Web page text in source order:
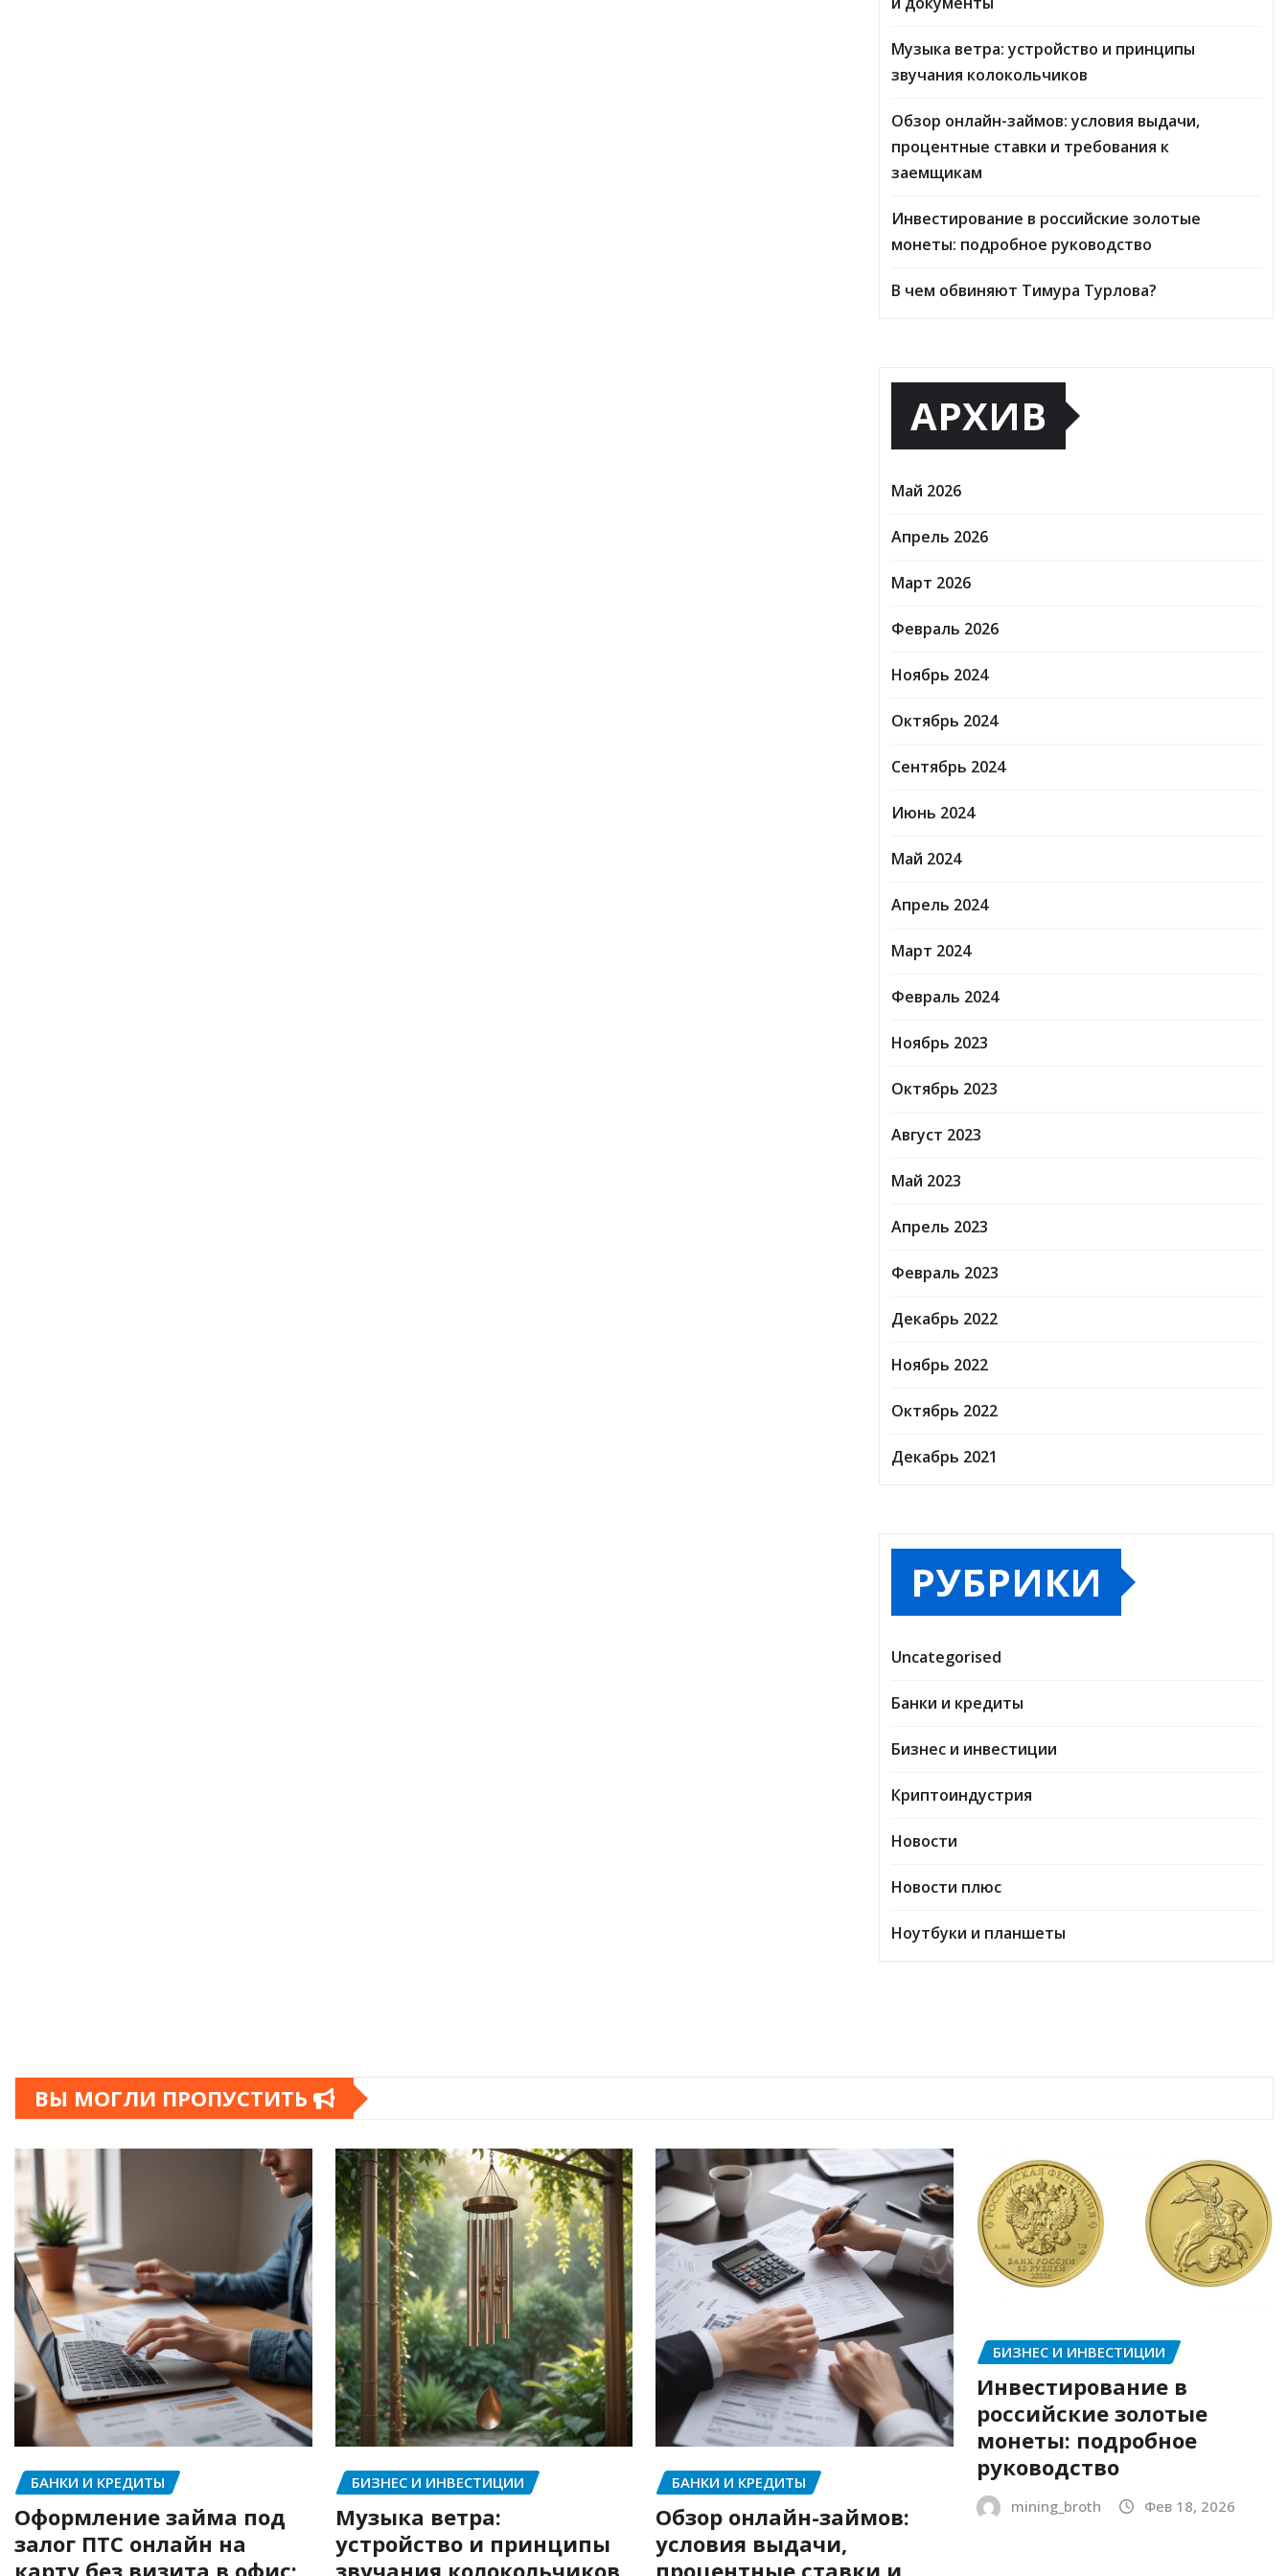
Музыка ветра: устройство и принципы
звучания колокольчиков
Обзор онлайн-займов: условия выдачи,
процентные ставки и требования к
заемщикам
Инвестирование в российские золотые
монеты: подробное руководство
В чем обвиняют Тимура Турлова?
АРХИВ
Май 2026
Апрель 2026
Март 2026
Февраль 2026
Ноябрь 2024
Октябрь 2024
Сентябрь 2024
Июнь 2024
Май 2024
Апрель 2024
Март 2024
Февраль 2024
Ноябрь 2023
Октябрь 2023
Август 2023
Май 2023
Апрель 2023
Февраль 2023
Декабрь 2022
Ноябрь 2022
Октябрь 2022
Декабрь 2021
РУБРИКИ
Uncategorised
Банки и кредиты
Бизнес и инвестиции
Криптоиндустрия
Новости
Новости плюс
Ноутбуки и планшеты
ВЫ МОГЛИ ПРОПУСТИТЬ
БАНКИ И КРЕДИТЫ
Оформление займа под
залог ПТС онлайн на
БИЗНЕС И ИНВЕСТИЦИИ
Музыка ветра:
устройство и принципы
БАНКИ И КРЕДИТЫ
Обзор онлайн-займов:
условия выдачи,
БИЗНЕС И ИНВЕСТИЦИИ
Инвестирование в
российские золотые
монеты: подробное
руководство
mining_broth Фев 18, 2026